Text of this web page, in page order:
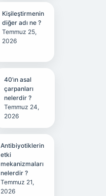
Kişileştirmenin
diğer adı ne ?
Temmuz 25,
2026
40’ın asal
çarpanları
nelerdir ?
Temmuz 24,
2026
Antibiyotiklerin
etki
mekanizmaları
nelerdir ?
Temmuz 21,
2026